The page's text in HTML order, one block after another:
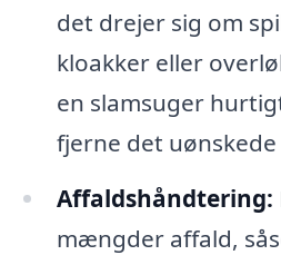
det drejer sig om
kloakker eller
en slamsuger
fjerne det uønskede
Affaldshåndtering:
mængder affald,